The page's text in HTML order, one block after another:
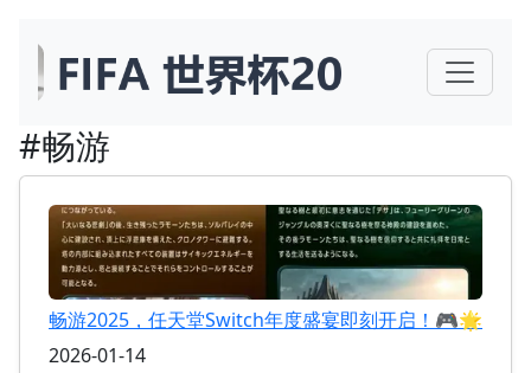
#畅游
畅游2025，任天堂Switch年度盛宴即刻开启！🎮🌟
2026-01-14